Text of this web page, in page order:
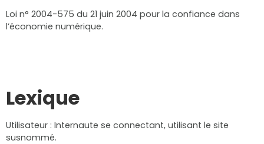
Loi n° 2004-575 du 21 juin 2004 pour la confiance dans
l’économie numérique.
Lexique
Utilisateur : Internaute se connectant, utilisant le site
susnommé.